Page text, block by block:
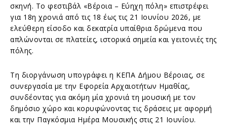
σκηνή. Το φεστιβάλ «Βέροια – Εύηχη πόλη» επιστρέφει
για 18η χρονιά από τις 18 έως τις 21 Ιουνίου 2026, με
ελεύθερη είσοδο και δεκατρία υπαίθρια δρώμενα που
απλώνονται σε πλατείες, ιστορικά σημεία και γειτονιές της
πόλης.
Τη διοργάνωση υπογράφει η ΚΕΠΑ Δήμου Βέροιας, σε
συνεργασία με την Εφορεία Αρχαιοτήτων Ημαθίας,
συνδέοντας για ακόμη μία χρονιά τη μουσική με τον
δημόσιο χώρο και κορυφώνοντας τις δράσεις με αφορμή
και την Παγκόσμια Ημέρα Μουσικής στις 21 Ιουνίου.